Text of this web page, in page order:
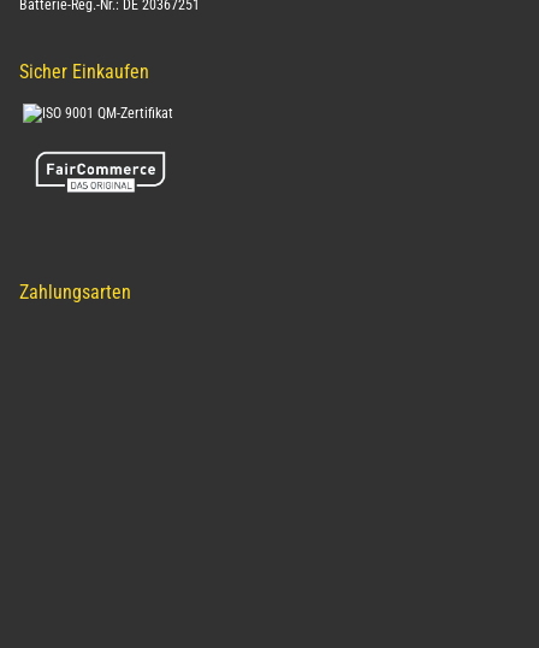
Batterie-Reg.-Nr.: DE 20367251
Sicher Einkaufen
Zahlungsarten